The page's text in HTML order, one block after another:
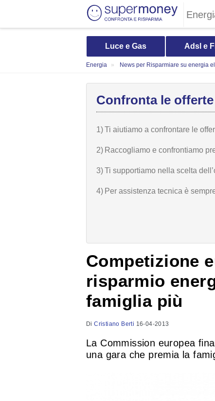
Luce e Gas Adsl e
Energia News per Risparmiare su energia
Confronta le
1)Ti aiutiamo a confrontare le
2) Raccogliamo e confrontiamo
3)Ti supportiamo nella scelta
4) Per assistenza tecnica è
Competizione
risparmio
famiglia più
DiCristiano Berti 16-04-2013
La Commission europea
una gara che premia la